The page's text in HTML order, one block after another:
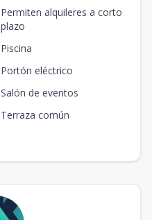
Permiten alquileres a corto
plazo
Piscina
Portón eléctrico
Salón de eventos
Terraza común